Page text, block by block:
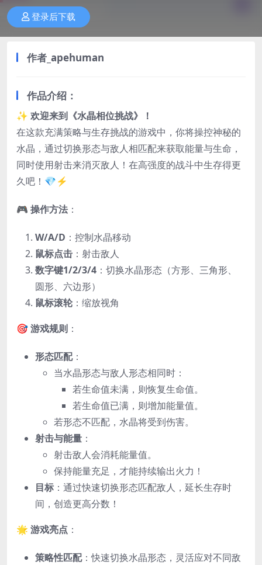
登录后下载
作者_apehuman
作品介绍：
✨ 欢迎来到《水晶相位挑战》！
在这款充满策略与生存挑战的游戏中，你将操控神秘的
水晶，通过切换形态与敌人相匹配来获取能量与生命，
同时使用射击来消灭敌人！在高强度的战斗中生存得更
久吧！💎⚡
🎮 操作方法 ：
W/A/D ：控制水晶移动
鼠标点击 ：射击敌人
数字键1/2/3/4 ：切换水晶形态（方形、三角形、
圆形、六边形）
鼠标滚轮：缩放视角
🎯游戏规则 ：
形态匹配：
当水晶形态与敌人形态相同时：
若生命值未满，则恢复生命值。
若生命值已满，则增加能量值。
若形态不匹配，水晶将受到伤害。
射击与能量 ：
射击敌人会消耗能量值。
保持能量充足，才能持续输出火力！
目标 ：通过快速切换形态匹配敌人，延长生存时
间，创造更高分数！
🌟 游戏亮点 ：
策略性匹配：快速切换水晶形态，灵活应对不同敌